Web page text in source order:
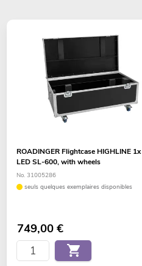
ROADINGER Flightcase HIGHLINE 1x
LED SL-600, with wheels
No. 31005286
seuls quelques exemplaires disponibles
749,00€